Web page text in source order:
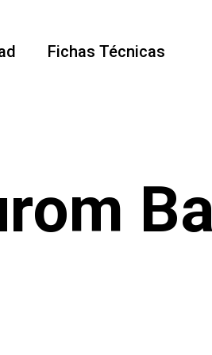
Fichas Técnicas